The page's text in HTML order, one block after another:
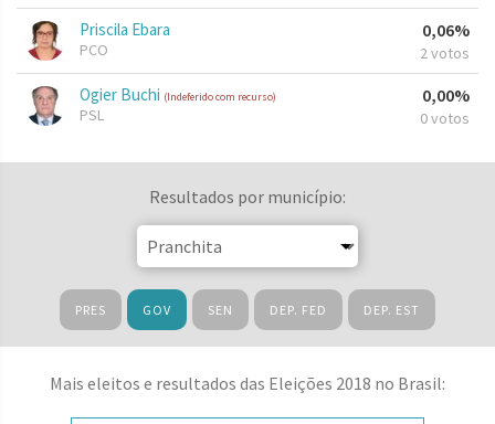
Priscila Ebara
PCO
0,06%
2 votos
Ogier Buchi (Indeferido com recurso)
PSL
0,00%
0 votos
Resultados por município:
PRES GOV SEN DEP. FED DEP. EST
Mais eleitos e resultados das Eleições 2018 no Brasil: